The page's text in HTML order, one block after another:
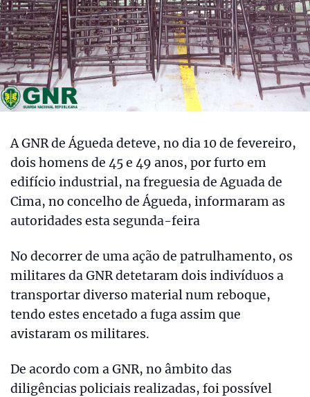
A GNR de Águeda deteve, no dia 10 de fevereiro,
dois homens de 45 e 49 anos, por furto em
edifício industrial, na freguesia de Aguada de
Cima, no concelho de Águeda, informaram as
autoridades esta segunda-feira
No decorrer de uma ação de patrulhamento, os
militares da GNR detetaram dois indivíduos a
transportar diverso material num reboque,
tendo estes encetado a fuga assim que
avistaram os militares.
De acordo com a GNR, no âmbito das
diligências policiais realizadas, foi possível